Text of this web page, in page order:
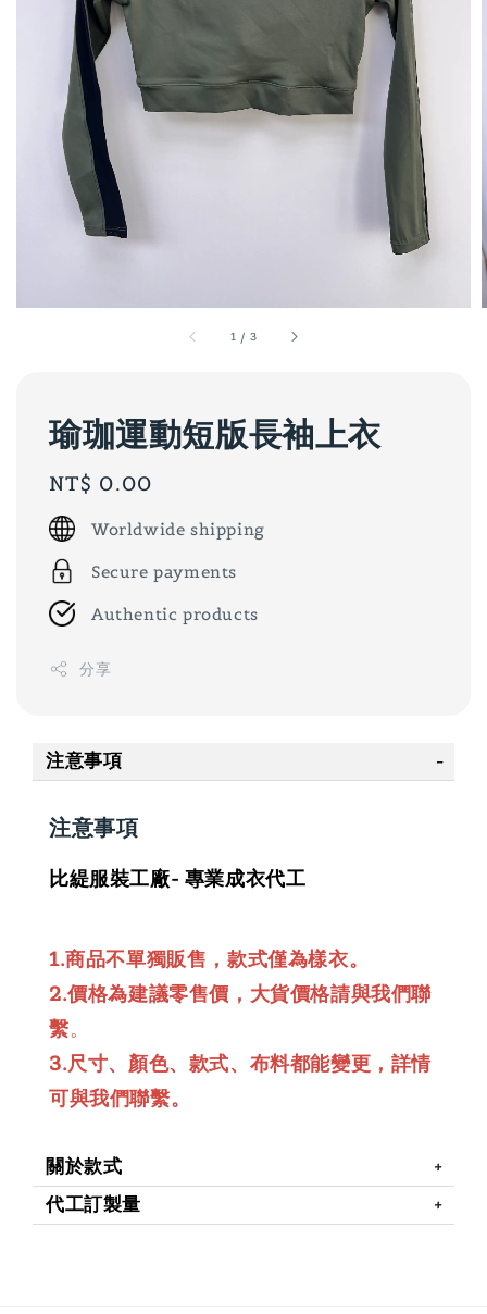
1 / 3
瑜珈運動短版長袖上衣
Regular
price
NT$ 0.00
Worldwide shipping
Secure payments
Authentic products
分享
注意事項
注意事項
比緹服裝工廠- 專業成衣代工
1.商品不單獨販售，款式僅為樣衣。
2.價格為建議零售價，大貨價格請與我們聯
繫。
3.尺寸、顏色、款式、布料都能變更，詳情
可與我們聯繫。
關於款式
代工訂製量